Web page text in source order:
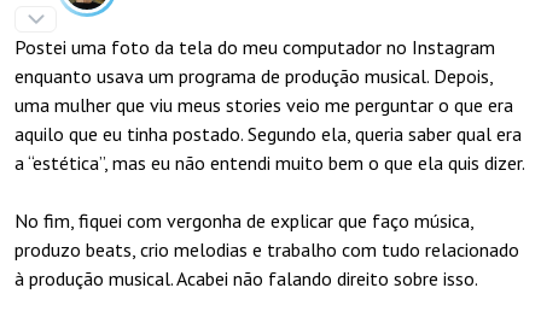
Postei uma foto da tela do meu computador no Instagram
enquanto usava um programa de produção musical. Depois,
uma mulher que viu meus stories veio me perguntar o que era
aquilo que eu tinha postado. Segundo ela, queria saber qual era
a “estética”, mas eu não entendi muito bem o que ela quis dizer.
No fim, fiquei com vergonha de explicar que faço música,
produzo beats, crio melodias e trabalho com tudo relacionado
à produção musical. Acabei não falando direito sobre isso.